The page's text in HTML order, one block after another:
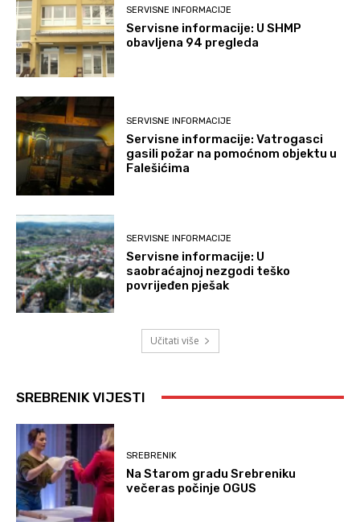
SERVISNE INFORMACIJE
Servisne informacije: U SHMP
obavljena 94 pregleda
SERVISNE INFORMACIJE
Servisne informacije: Vatrogasci
gasili požar na pomoćnom objektu u
Falešićima
SERVISNE INFORMACIJE
Servisne informacije: U
saobraćajnoj nezgodi teško
povrijeđen pješak
Učitati više
SREBRENIK VIJESTI
SREBRENIK
Na Starom gradu Srebreniku
večeras počinje OGUS